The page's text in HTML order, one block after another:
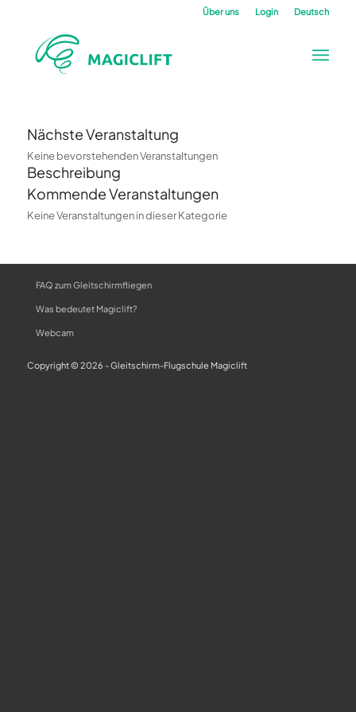
Über uns Login Deutsch
Nächste Veranstaltung
Keine bevorstehenden Veranstaltungen
Beschreibung
Kommende Veranstaltungen
Keine Veranstaltungen in dieser Kategorie
Copyright © 2026 - Gleitschirm-Flugschule Magiclift
FAQ zum Gleitschirmfliegen
Was bedeutet Magiclift?
Webcam